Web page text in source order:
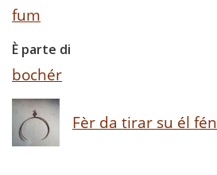
fum
È parte di
bochér
Fèr da tirar su él fén